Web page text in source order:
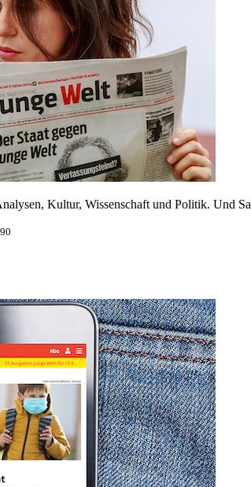
Kultur, Wissenschaft und Politik. Und